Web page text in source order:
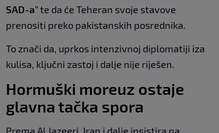
SAD-a” te da će Teheran svoje stavove
prenositi preko pakistanskih posrednika.
To znači da, uprkos intenzivnoj diplomatiji iza
kulisa, ključni zastoj i dalje nije riješen.
Hormuški moreuz ostaje
glavna tačka spora
Prema Al Jazeeri, Iran i dalje insistira na